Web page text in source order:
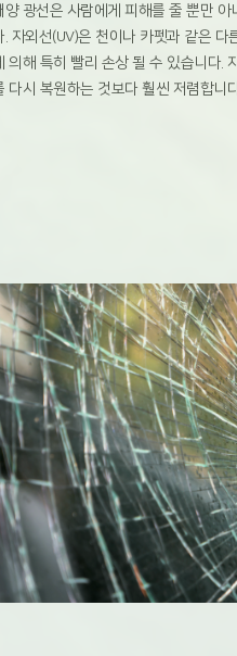
양 광선은 사람에게 피해를 줄 뿐만 아
. 자외선(UV)은 천이나 카펫과 같은 다
의해 특히 빨리 손상 될 수 있습니다.
다시 복원하는 것보다 훨씬 저렴합니